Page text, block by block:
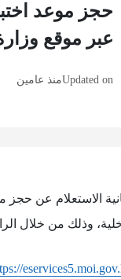
حجز موعد
عبر موقع
Updated onمنذ عامين
الاستعلام عن حجز
وذلك من خلال